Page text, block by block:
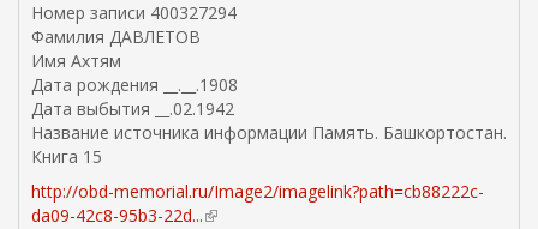
e
a
Номер записи 400327294
Фамилия ДАВЛЕТОВ
Имя Ахтям
Дата рождения __.__.1908
Дата выбытия __.02.1942
Название источника информации Память. Башкортостан.
Книга 15
http://obd-memorial.ru/Image2/imagelink?path=cb88222c-
da09-42c8-95b3-22d...(